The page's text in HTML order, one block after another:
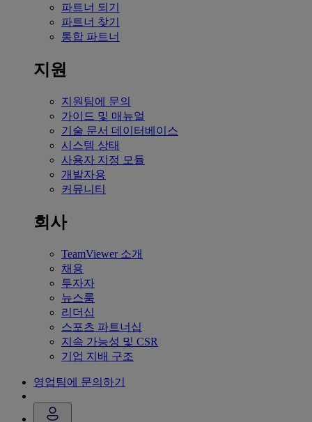
파트너 되기
파트너 찾기
통합 파트너
지원
지원팀에 문의
가이드 및 매뉴얼
기술 문서 데이터베이스
시스템 상태
사용자 지정 모듈
개발자용
커뮤니티
회사
TeamViewer 소개
채용
투자자
뉴스룸
리더십
스포츠 파트너십
지속 가능성 및 CSR
기업 지배 구조
영업팀에 문의하기